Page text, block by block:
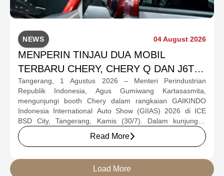
NEWS 04 August 2026
MENPERIN TINJAU DUA MOBIL
TERBARU CHERY, CHERY Q DAN J6T
CSH YANG JADI SOROTAN DI GIIAS
2026
Tangerang, 1 Agustus 2026 – Menteri Perindustrian
Republik Indonesia, Agus Gumiwang Kartasasmita,
mengunjungi booth Chery dalam rangkaian GAIKINDO
Indonesia International Auto Show (GIIAS) 2026 di ICE
BSD City, Tangerang, Kamis (30/7). Dalam kunjungan
tersebut, Menteri Perindustrian meninjau dua produk
elektrifikasi terbaru Chery, yakni Chery Q, compact EV
berteknologi Range-Extended Electric Vehicle (REEV) yang
dirancang untuk mendukung perjalanan jarak jauh.
Read More
Load More